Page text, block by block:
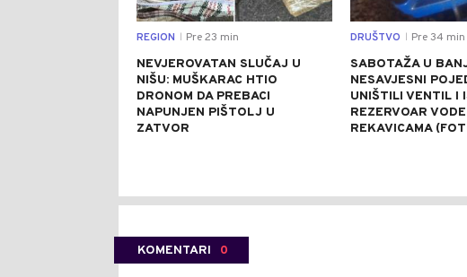
REGION Pre 23 min
NEVJEROVATAN SLUČAJ U
NIŠU: MUŠKARAC HTIO
DRONOM DA PREBACI
NAPUNJEN PIŠTOLJ U
ZATVOR
DRUŠTVO Pre 34 min
SABOTAŽA U
NESAVJESNI
UNIŠTILI VENTIL I
REZERVOAR
REKAVICAMA
KOMENTARI 0